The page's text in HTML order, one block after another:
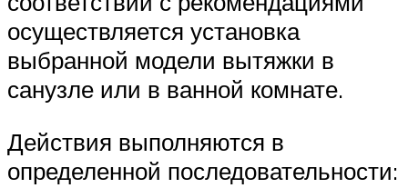
осуществляется установка
выбранной модели вытяжки в
санузле или в ванной комнате.
Действия выполняются в
определенной последовательности: